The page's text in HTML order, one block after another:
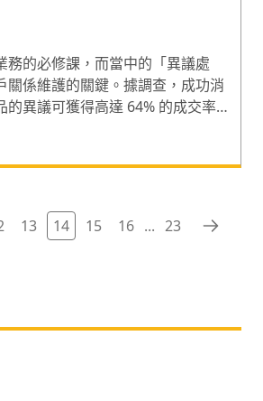
務的必修課，而當中的「異議處
關係維護的關鍵。據調查，成功消
的異議可獲得高達 64% 的成交率
to Business）銷售因涉及
人，因此如何在異議溝通上做好
加重要。以下分享業務必知的 5 個
13 14 15 16 ... 23